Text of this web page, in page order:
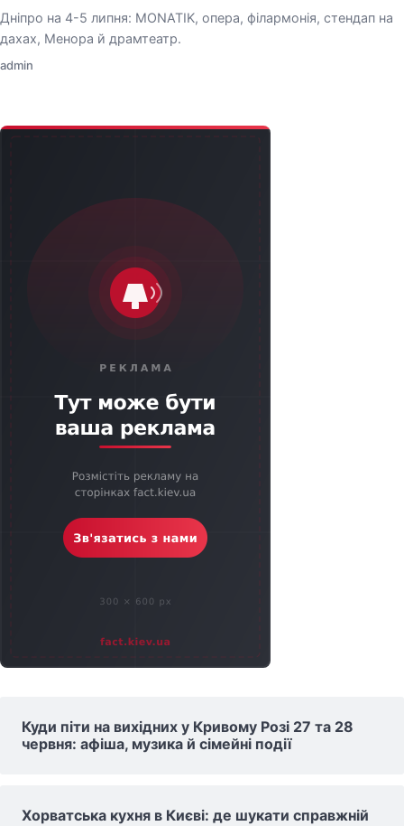
Дніпро на 4-5 липня: MONATIK, опера, філармонія, стендап на
дахах, Менора й драмтеатр.
admin
Куди піти на вихідних у Кривому Розі 27 та 28
червня: афіша, музика й сімейні події
Хорватська кухня в Києві: де шукати справжній